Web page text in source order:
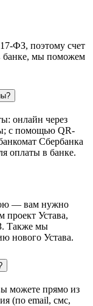
ФЗ, поэтому счет
банке, мы поможем
онлайн через
с помощью QR-
Сбербанка
оплаты в банке.
— вам нужно
проект Устава,
Также мы
нового Устава.
можете прямо из
(по email, смс,